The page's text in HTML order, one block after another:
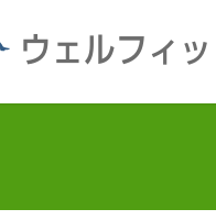
ウェルフィ